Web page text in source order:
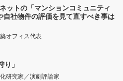
ットの「マンションコミュニティ
自社物件の評価を見て直すべき事は
オフィス代表
」
研究家／演劇評論家